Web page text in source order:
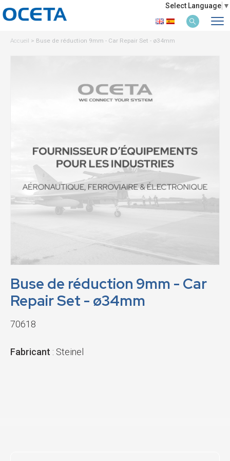
Select Language ▼
Accueil > Buse de réduction 9mm - Car Repair Set - ø34mm
Buse de réduction 9mm - Car
Repair Set - ø34mm
70618
Fabricant : Steinel